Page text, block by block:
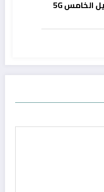
المغرب يستخدم شبكة الجيل الخامس 5G